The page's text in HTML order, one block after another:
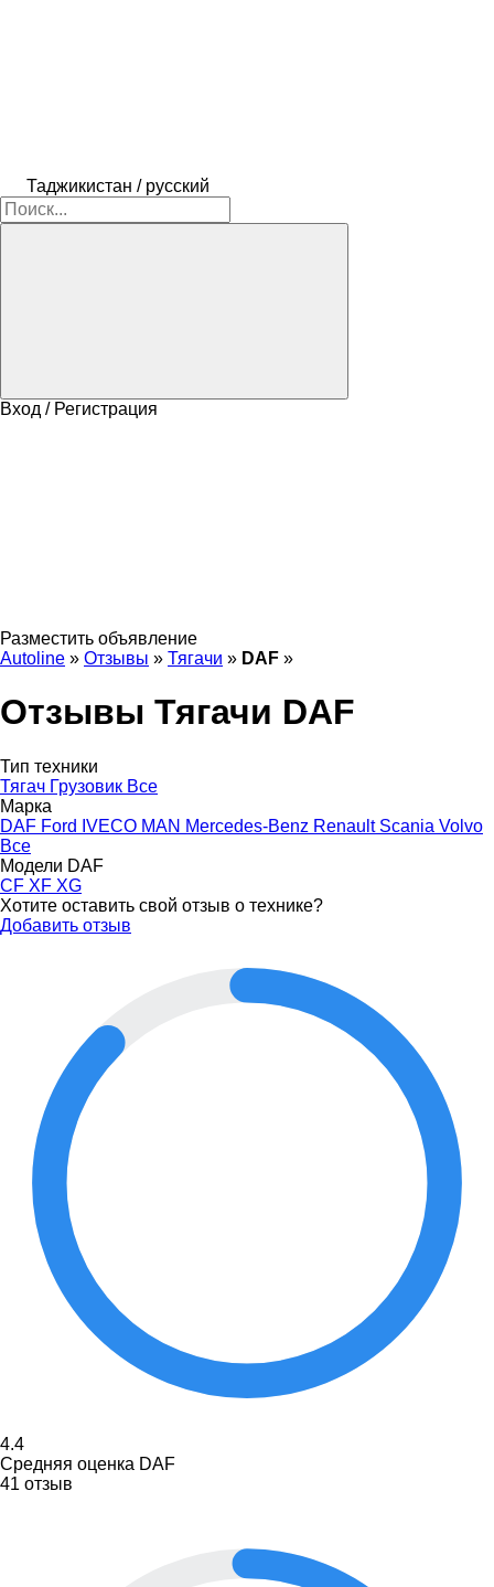
Таджикистан / русский
Вход / Регистрация
Разместить объявление
Autoline » Отзывы » Тягачи » DAF »
Отзывы Тягачи DAF
Тип техники
Тягач Грузовик Все
Марка
DAF Ford IVECO MAN Mercedes-Benz Renault Scania Volvo
Все
Модели DAF
CF XF XG
Хотите оставить свой отзыв о технике?
Добавить отзыв
4.4
Средняя оценка DAF
41 отзыв